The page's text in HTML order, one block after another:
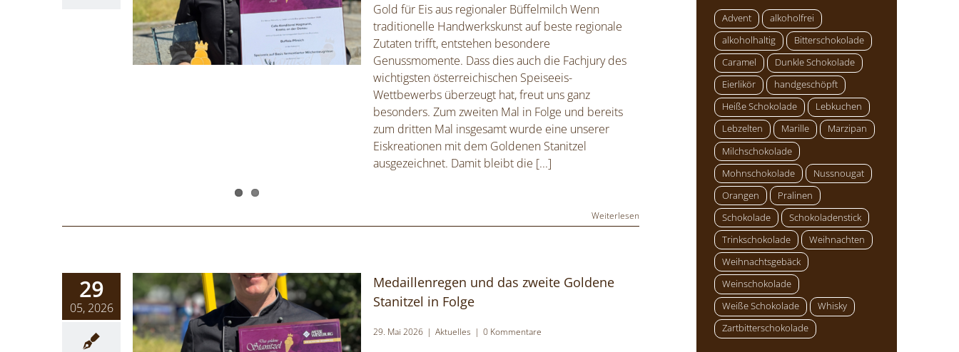
Gold für Eis aus regionaler Büffelmilch Wenn
traditionelle Handwerkskunst auf beste regionale
Zutaten trifft, entstehen besondere
Genussmomente. Dass dies auch die Fachjury des
wichtigsten österreichischen Speiseeis-
Wettbewerbs überzeugt hat, freut uns ganz
besonders. Zum zweiten Mal in Folge und bereits
zum dritten Mal insgesamt wurde eine unserer
Eiskreationen mit dem Goldenen Stanitzel
ausgezeichnet. Damit bleibt die [...]
Weiterlesen
29
05, 2026
Medaillenregen und das zweite Goldene
Stanitzel in Folge
29. Mai 2026 | Aktuelles | 0 Kommentare
Advent
alkoholfrei
alkoholhaltig
Bitterschokolade
Caramel
Dunkle Schokolade
Eierlikör
handgeschöpft
Heiße Schokolade
Lebkuchen
Lebzelten
Marille
Marzipan
Milchschokolade
Mohnschokolade
Nussnougat
Orangen
Pralinen
Schokolade
Schokoladenstick
Trinkschokolade
Weihnachten
Weihnachtsgebäck
Weinschokolade
Weiße Schokolade
Whisky
Zartbitterschokolade